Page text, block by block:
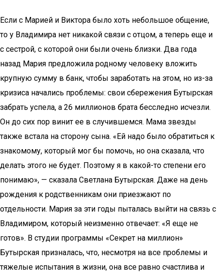
Если с Марией и Виктора было хоть небольшое общение,
то у Владимира нет никакой связи с отцом, а теперь еще и
с сестрой, с которой они были очень близки. Два года
назад Мария предложила родному человеку вложить
крупную сумму в банк, чтобы заработать на этом, но из-за
кризиса начались проблемы: свои сбережения Бутырская
забрать успела, а 26 миллионов брата бесследно исчезли.
Он до сих пор винит ее в случившемся. Мама звезды
также встала на сторону сына. «Ей надо было обратиться к
знакомому, который мог бы помочь, но она сказала, что
делать этого не будет. Поэтому я в какой-то степени его
понимаю», — сказала Светлана Бутырская. Даже на день
рождения к родственникам они приезжают по
отдельности. Мария за эти годы пыталась выйти на связь с
Владимиром, который неизменно отвечает: «Я еще не
готов». В студии программы «Секрет на миллион»
Бутырская призналась, что, несмотря на все проблемы и
тяжелые испытания в жизни, она все равно счастлива и